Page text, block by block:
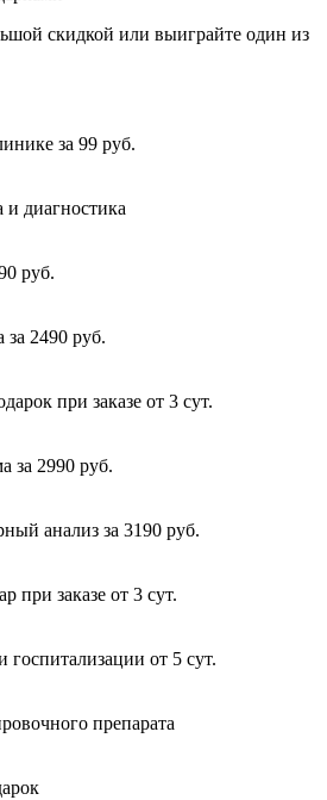
скидкой или выиграйте один из
за 99 руб.
и диагностика
руб.
за 2490 руб.
при заказе от 3 сут.
за 2990 руб.
анализ за 3190 руб.
при заказе от 3 сут.
госпитализации от 5 сут.
препарата